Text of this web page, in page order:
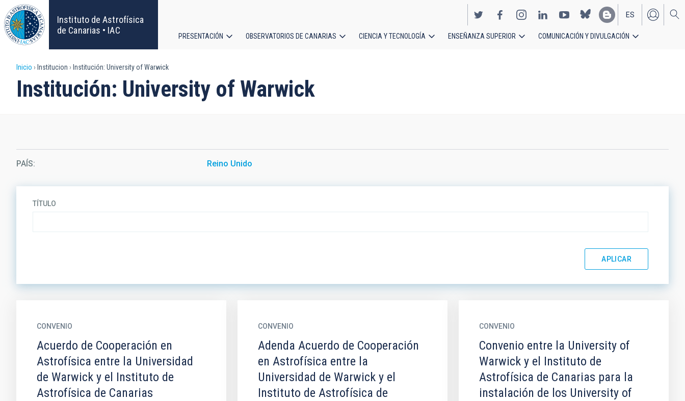
Pasar
al
contenido
principal
Instituto de Astrofísica
de Canarias • IAC
EN
ES
principal
PRESENTACIÓN OBSERVATORIOS DE CANARIAS CIENCIA Y TECNOLOGÍA ENSEÑANZA SUPERIOR COMUNICACIÓN Y DIVULGACIÓN
Sobrescribir
enlaces
a
la
navegación
Inicio Institucion Institución: University of Warwick
Institución: University of Warwick
PAÍS Reino Unido
TÍTULO
CONVENIO
Acuerdo de Cooperación en
Astrofísica entre la Universidad
de Warwick y el Instituto de
Astrofísica de Canarias
CONVENIO
Adenda Acuerdo de Cooperación
en Astrofísica entre la
Universidad de Warwick y el
Instituto de Astrofísica de
CONVENIO
Convenio entre la University of
Warwick y el Instituto de
Astrofísica de Canarias para la
instalación de los University of